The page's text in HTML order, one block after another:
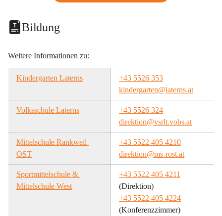
Bildung
Weitere Informationen zu:
Kindergarten Laterns
+43 5526 353
kindergarten@laterns.at
Volksschule Laterns
+43 5526 324
direktion@vsrlt.vobs.at
Mittelschule Rankweil
OST
+43 5522 405 4210
direktion@ms-rost.at
Sportmittelschule &
Mittelschule West
+43 5522 405 4211
(Direktion)
+43 5522 405 4224
(Konferenzzimmer)